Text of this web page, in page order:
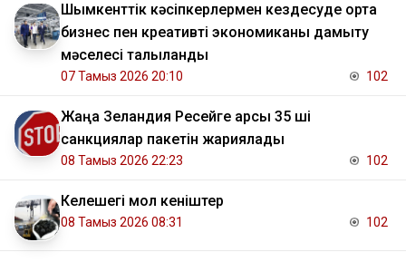
Шымкенттік кәсіпкерлермен кездесуде орта
бизнес пен креативті экономиканы дамыту
мәселесі талқыланды
07 Тамыз 2026 20:10 102
Жаңа Зеландия Ресейге қарсы 35 ші
санкциялар пакетін жариялады
08 Тамыз 2026 22:23 102
Келешегі мол кеніштер
08 Тамыз 2026 08:31 102